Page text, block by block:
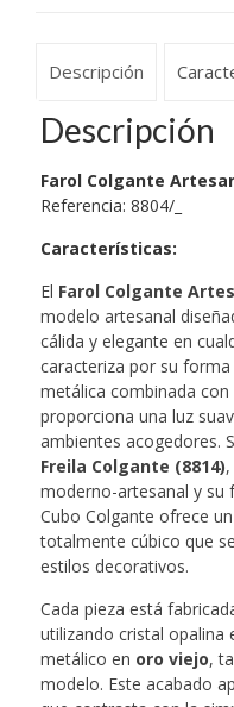
Descripción
Descripción
Farol Colgante
Referencia: 8804/_
Características:
El Farol Colgante
modelo artesanal
cálida y elegante en
caracteriza por su
metálica combinada
proporciona una luz
ambientes acogedores.
Freila Colgante (8814)
moderno-artesanal y su
Cubo Colgante ofrece
totalmente cúbico que
estilos decorativos.
Cada pieza está
utilizando cristal opalina
metálico en oro viejo,
modelo. Este acabado